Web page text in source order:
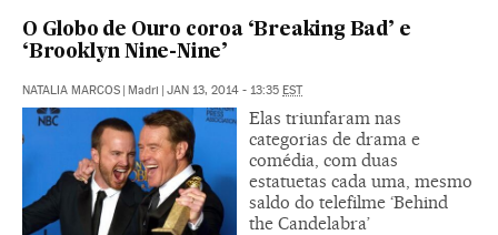
O Globo de Ouro coroa ‘Breaking Bad’ e
‘Brooklyn Nine-Nine’
NATALIA MARCOS | Madri | JAN 13, 2014 - 13:35 EST
Elas triunfaram nas
categorias de drama e
comédia, com duas
estatuetas cada uma, mesmo
saldo do telefilme ‘Behind
the Candelabra’